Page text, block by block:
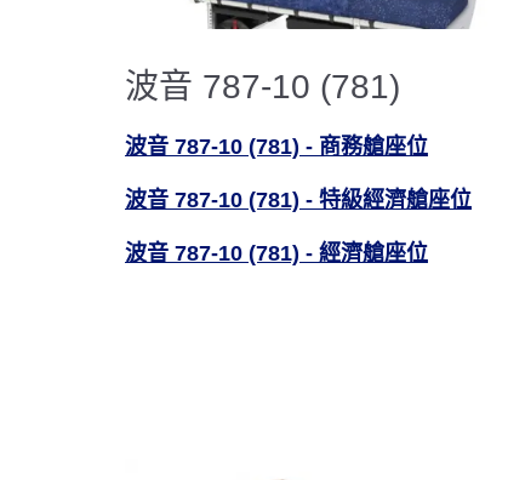
波音 787-10 (781)
波音 787-10 (781) - 商務艙座位
波音 787-10 (781) - 特級經濟艙座位
波音 787-10 (781) - 經濟艙座位